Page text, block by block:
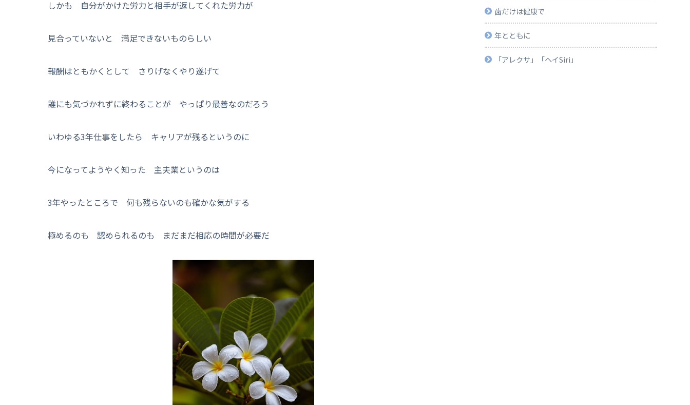
しかも 自分がかけた労力と相手が返してくれた労力が
見合っていないと 満足できないものらしい
報酬はともかくとして さりげなくやり遂げて
誰にも気づかれずに終わることが やっぱり最善なのだろう
いわゆる3年仕事をしたら キャリアが残るというのに
今になってようやく知った 主夫業というのは
3年やったところで 何も残らないのも確かな気がする
極めるのも 認められるのも まだまだ相応の時間が必要だ
歯だけは健康で
年とともに
「アレクサ」「ヘイSiri」